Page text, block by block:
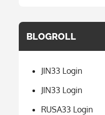
BLOGROLL
JIN33 Login
JIN33 Login
RUSA33 Login